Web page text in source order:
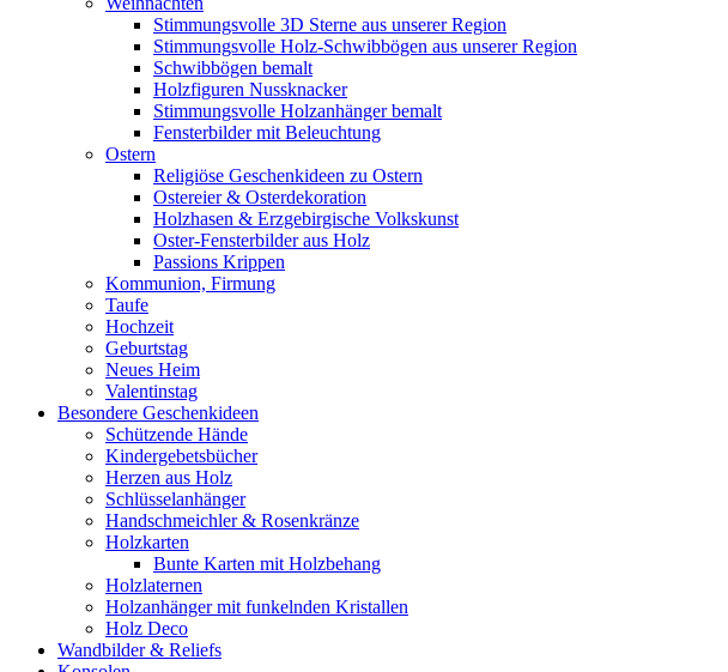
Stimmungsvolle 3D Sterne aus unserer Region
Stimmungsvolle Holz-Schwibbögen aus unserer Region
Schwibbögen bemalt
Holzfiguren Nussknacker
Stimmungsvolle Holzanhänger bemalt
Fensterbilder mit Beleuchtung
Ostern
Religiöse Geschenkideen zu Ostern
Ostereier & Osterdekoration
Holzhasen & Erzgebirgische Volkskunst
Oster-Fensterbilder aus Holz
Passions Krippen
Kommunion, Firmung
Taufe
Hochzeit
Geburtstag
Neues Heim
Valentinstag
Besondere Geschenkideen
Schützende Hände
Kindergebetsbücher
Herzen aus Holz
Schlüsselanhänger
Handschmeichler & Rosenkränze
Holzkarten
Bunte Karten mit Holzbehang
Holzlaternen
Holzanhänger mit funkelnden Kristallen
Holz Deco
Wandbilder & Reliefs